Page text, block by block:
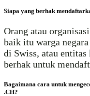
Siapa yang berhak
Orang atau
baik itu warga
di Swiss, atau
berhak untuk
Bagaimana cara untuk
.CH?